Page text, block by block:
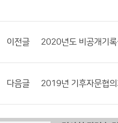
이전글 2020년도 비공개기
다음글 2019년 기후자문협